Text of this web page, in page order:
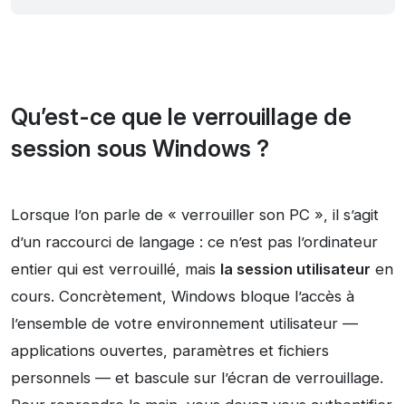
Qu’est-ce que le verrouillage de
session sous Windows ?
Lorsque l’on parle de « verrouiller son PC », il s’agit
d’un raccourci de langage : ce n’est pas l’ordinateur
entier qui est verrouillé, mais la session utilisateur en
cours. Concrètement, Windows bloque l’accès à
l’ensemble de votre environnement utilisateur —
applications ouvertes, paramètres et fichiers
personnels — et bascule sur l’écran de verrouillage.